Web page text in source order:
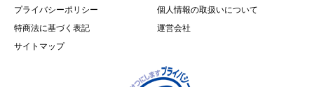
プライバシーポリシー
個人情報の取扱いについて
特商法に基づく表記
運営会社
サイトマップ